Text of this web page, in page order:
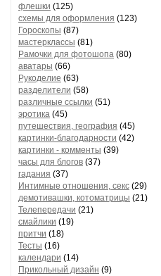
флешки (125)
схемы для оформления (123)
Гороскопы (87)
мастерклассы (81)
Рамочки для фотошопа (80)
аватары (66)
Рукоделие (63)
разделители (58)
различные ссылки (51)
эротика (45)
путешествия, география (45)
картинки-благодарности (42)
картинки - комменты (39)
часы для блогов (37)
гадания (37)
Интимные отношения, секс (29)
демотивашки, котоматрицы (21)
Телепередачи (21)
смайлики (19)
притчи (18)
Тесты (16)
календари (14)
Прикольный дизайн (9)